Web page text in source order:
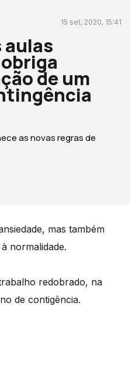
15 set, 2020, 15:41
aulas
de um
as novas regras de
mas também
normalidade.
redobrado, na
de contigência.